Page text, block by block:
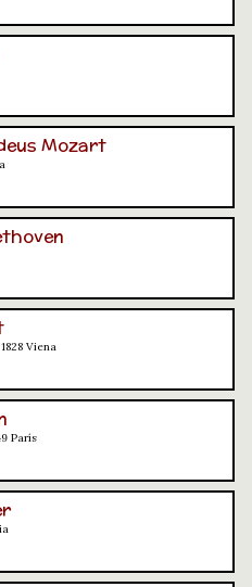
Mozart
Viena
París